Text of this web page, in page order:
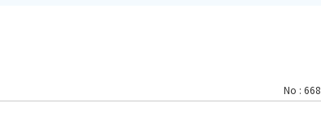
No : 668